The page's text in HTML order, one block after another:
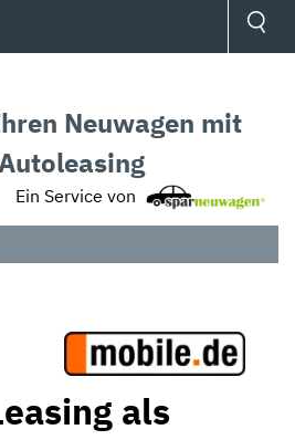
Neuwagen mit
Ein Service von
als